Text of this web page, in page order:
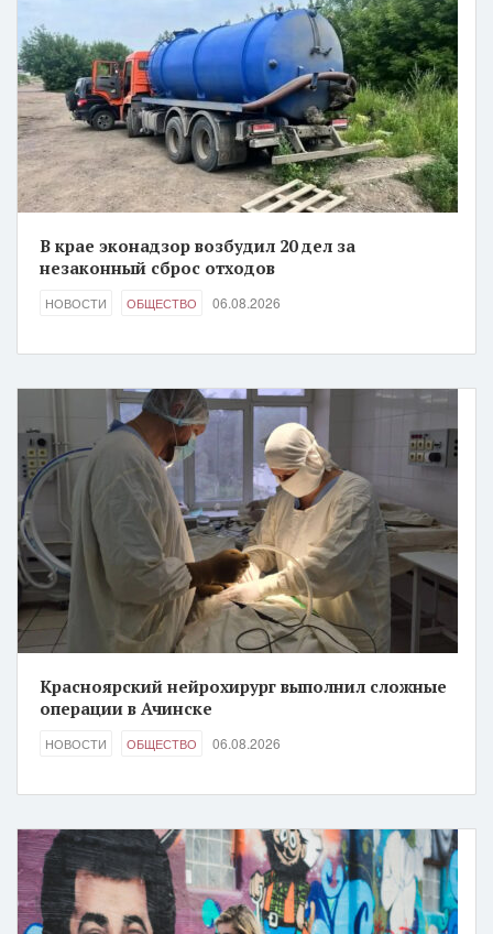
В крае эконадзор возбудил 20 дел за
незаконный сброс отходов
НОВОСТИ ОБЩЕСТВО 06.08.2026
Красноярский нейрохирург выполнил сложные
операции в Ачинске
НОВОСТИ ОБЩЕСТВО 06.08.2026